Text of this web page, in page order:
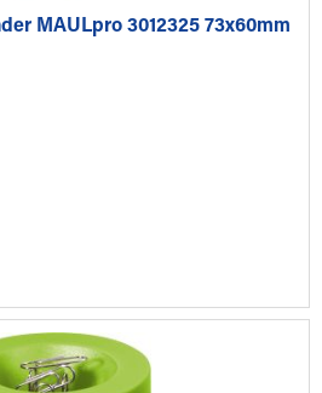
MAULpro 3012325 73x60mm